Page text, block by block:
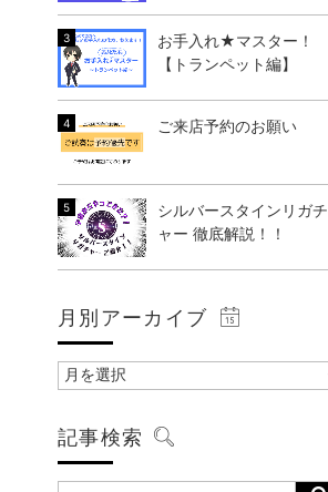
お手入れ★マスター！
【トランペット編】
ご来店予約のお願い
シルバースタインリガチ
ャー 徹底解説！！
月別アーカイブ
記事検索